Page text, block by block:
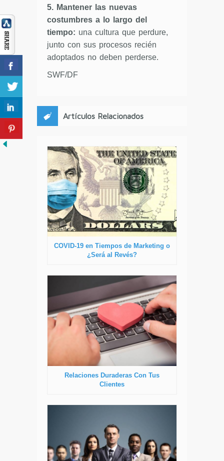
5. Mantener las nuevas
costumbres a lo largo del
tiempo: una cultura que perdure,
junto con sus procesos recién
adoptados no deben perderse.
SWF/DF
Artículos Relacionados
COVID-19 en Tiempos de Marketing o
¿Será al Revés?
Relaciones Duraderas Con Tus
Clientes